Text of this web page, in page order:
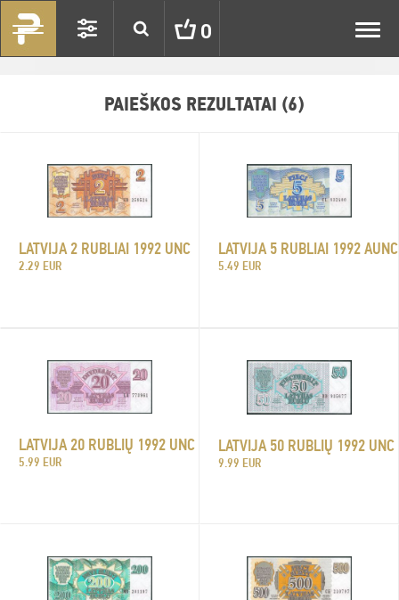
0
PAIEŠKOS REZULTATAI (6)
LATVIJA 2 RUBLIAI 1992 UNC
2.29 EUR
LATVIJA 5 RUBLIAI 1992 AUNC
5.49 EUR
LATVIJA 20 RUBLIŲ 1992 UNC
5.99 EUR
LATVIJA 50 RUBLIŲ 1992 UNC
9.99 EUR